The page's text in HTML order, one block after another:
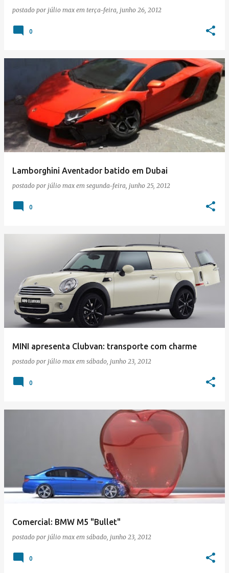
postado por júlio max em terça-feira, junho 26, 2012
0
Lamborghini Aventador batido em Dubai
postado por júlio max em segunda-feira, junho 25, 2012
0
MINI apresenta Clubvan: transporte com charme
postado por júlio max em sábado, junho 23, 2012
0
Comercial: BMW M5 "Bullet"
postado por júlio max em sábado, junho 23, 2012
0